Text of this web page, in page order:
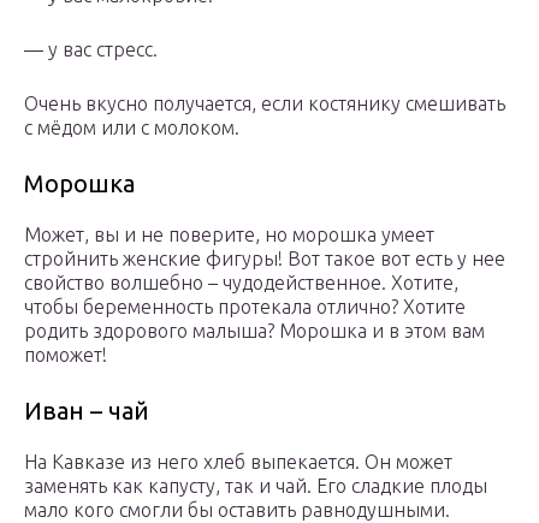
— у вас стресс.
Очень вкусно получается, если костянику смешивать
с мёдом или с молоком.
Морошка
Может, вы и не поверите, но морошка умеет
стройнить женские фигуры! Вот такое вот есть у нее
свойство волшебно – чудодейственное. Хотите,
чтобы беременность протекала отлично? Хотите
родить здорового малыша? Морошка и в этом вам
поможет!
Иван – чай
На Кавказе из него хлеб выпекается. Он может
заменять как капусту, так и чай. Его сладкие плоды
мало кого смогли бы оставить равнодушными.